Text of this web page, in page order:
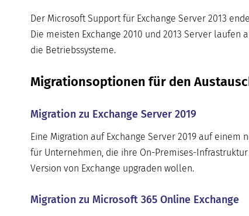
Der Microsoft Support für Exchange Server 2013
Die meisten Exchange 2010 und 2013 Server
die Betriebssysteme.
Migrationsoptionen für den
Migration zu Exchange Server 2019
Eine Migration auf Exchange Server 2019 auf einem
für Unternehmen, die ihre On-Premises-
Version von Exchange upgraden wollen.
Migration zu Microsoft 365 Online Exchange